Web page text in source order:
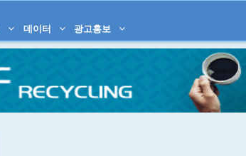
데이터 광고홍보